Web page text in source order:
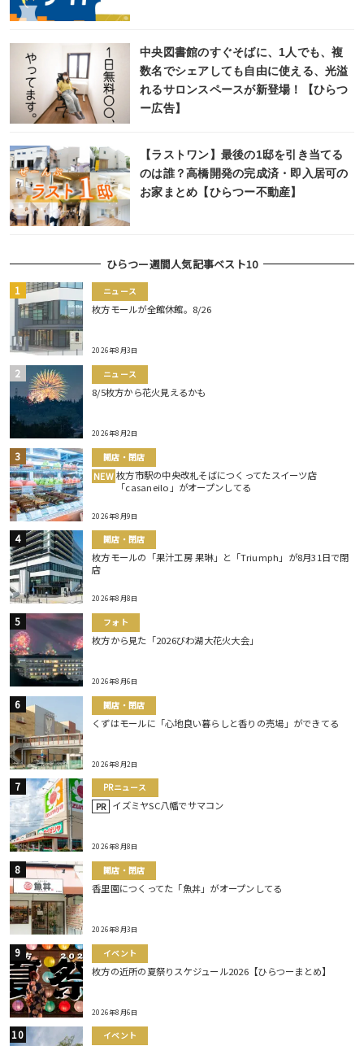
中央図書館のすぐそばに、1人でも、複
数名でシェアしても自由に使える、光溢
れるサロンスペースが新登場！【ひらつ
ー広告】
【ラストワン】最後の1邸を引き当てる
のは誰？高橋開発の完成済・即入居可の
お家まとめ【ひらつー不動産】
ひらつー週間人気記事ベスト10
ニュース
枚方モールが全館休館。8/26
2026年8月3日
ニュース
8/5枚方から花火見えるかも
2026年8月2日
開店・閉店
NEW 枚方市駅の中央改札そばにつくってたスイーツ店
「casaneilo」がオープンしてる
2026年8月9日
開店・閉店
枚方モールの「果汁工房 果琳」と「Triumph」が8月31日で閉
店
2026年8月8日
フォト
枚方から見た「2026びわ湖大花火大会」
2026年8月6日
開店・閉店
くずはモールに「心地良い暮らしと香りの売場」ができてる
2026年8月2日
PRニュース
PR イズミヤSC八幡でサマコン
2026年8月8日
開店・閉店
香里園につくってた「魚丼」がオープンしてる
2026年8月3日
イベント
枚方の近所の夏祭りスケジュール2026【ひらつーまとめ】
2026年8月6日
イベント